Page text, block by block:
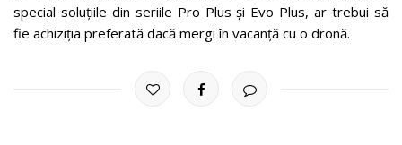
special soluțiile din seriile Pro Plus și Evo Plus, ar trebui să
fie achiziția preferată dacă mergi în vacanță cu o dronă.